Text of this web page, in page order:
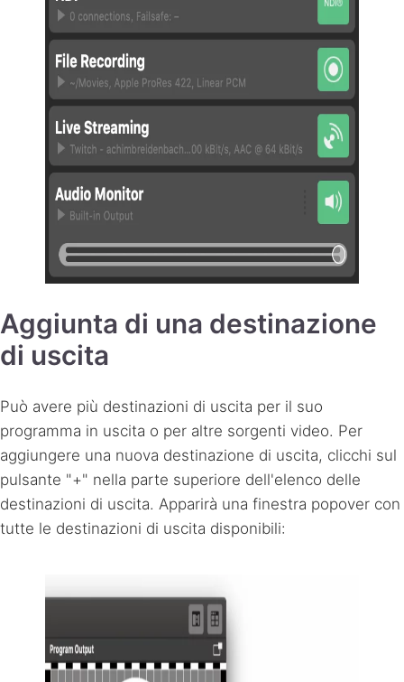
Aggiunta di una destinazione
di uscita
Può avere più destinazioni di uscita per il suo
programma in uscita o per altre sorgenti video. Per
aggiungere una nuova destinazione di uscita, clicchi sul
pulsante "+" nella parte superiore dell'elenco delle
destinazioni di uscita. Apparirà una finestra popover con
tutte le destinazioni di uscita disponibili: